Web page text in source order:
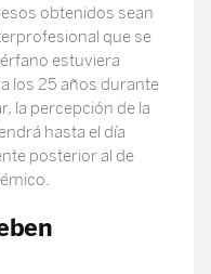
obtenidos sean
que se
estuviera
los 25 años durante
la percepción de la
hasta el día
posterior al de